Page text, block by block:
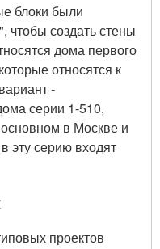
блоки были
чтобы создать стены
дома первого
относятся к
-
серии 1-510,
в Москве и
эту серию входят
проектов